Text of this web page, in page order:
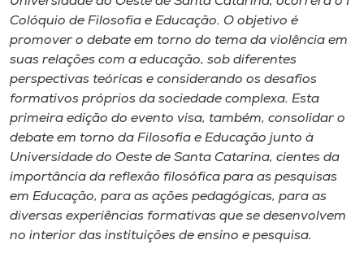
Unoesc
Store
Selecione
o idioma
A+
A-
Colóquio de Filosofia e Educação. O objetivo é
promover o debate em torno do tema da violência em
suas relações com a educação, sob diferentes
perspectivas teóricas e considerando os desafios
formativos próprios da sociedade complexa. Esta
primeira edição do evento visa, também, consolidar o
debate em torno da Filosofia e Educação junto à
Universidade do Oeste de Santa Catarina, cientes da
importância da reflexão filosófica para as pesquisas
em Educação, para as ações pedagógicas, para as
diversas experiências formativas que se desenvolvem
no interior das instituições de ensino e pesquisa.